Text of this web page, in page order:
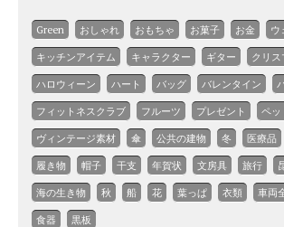
Green おしゃれ おもちゃ お菓子 お金 ウ
キッチンアイテム キャラクター ギター クリス
ハロウィーン ハート バッグ バレンタイン
フィットネスクラブ フルーツ プレゼント ペッ
ヴィンテージ素材 傘 公共の建物 冬 医療品
履き物 帽子 干支 年賀状 文房具 旅行
海の生き物 秋 船 花 葉っぱ 衣類 車両
食器 黒板